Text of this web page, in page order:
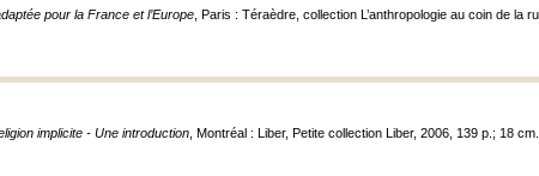
pour la France et l’Europe , Paris : Téraèdre, collection L’anthropologie au coin de la
implicite - Une introduction , Montréal : Liber, Petite collection Liber, 2006, 139 p.; 18 cm.